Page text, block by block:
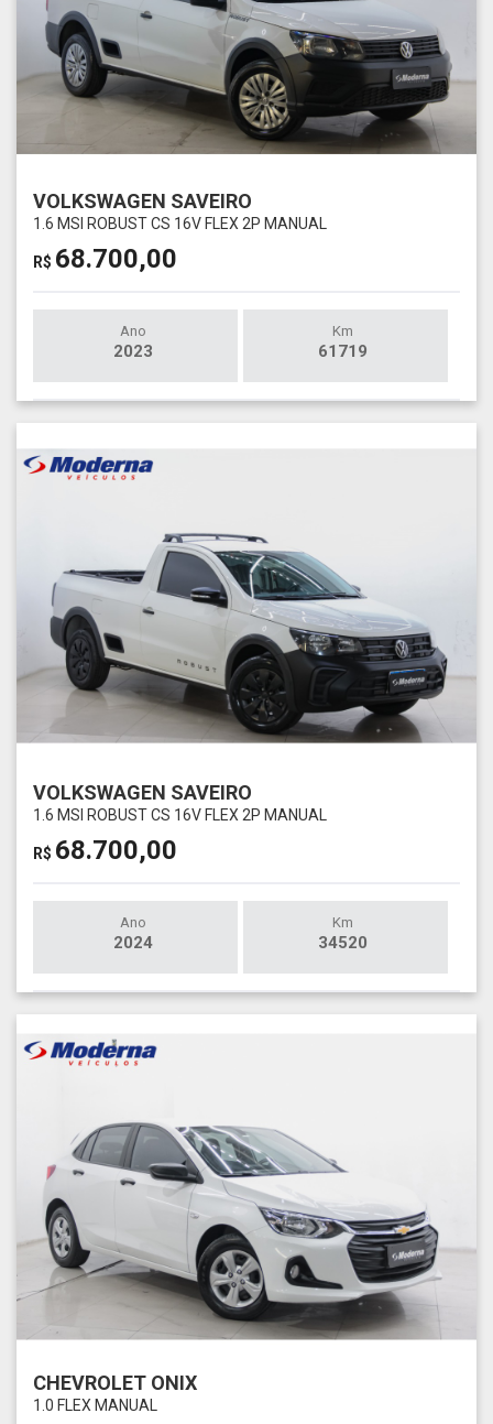
VOLKSWAGEN SAVEIRO
1.6 MSI ROBUST CS 16V FLEX 2P MANUAL
R$ 68.700,00
Ano
2023
Km
61719
VOLKSWAGEN SAVEIRO
1.6 MSI ROBUST CS 16V FLEX 2P MANUAL
R$ 68.700,00
Ano
2024
Km
34520
CHEVROLET ONIX
1.0 FLEX MANUAL